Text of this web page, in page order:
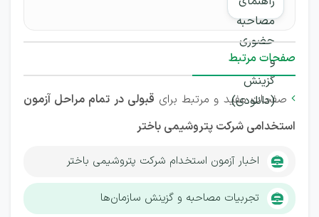
صفحات مرتبط
صفحات مفید و مرتبط برای قبولی در تمام مراحل آزمون
استخدامی شرکت پتروشیمی باختر
اخبار آزمون استخدام شرکت پتروشیمی باختر
تجربیات مصاحبه و گزینش سازمان‌ها